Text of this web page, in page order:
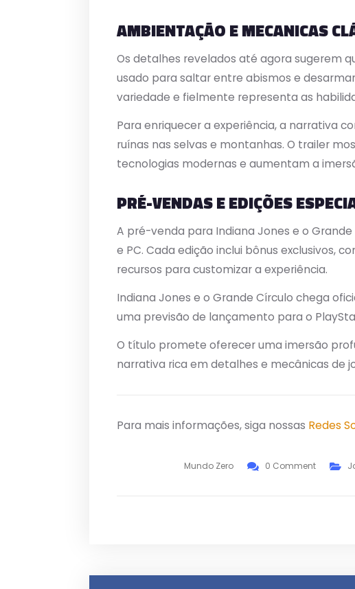
AMBIENTAÇÃO E MECANICAS
Os detalhes revelados até agora sugerem
usado para saltar entre abismos e
variedade e fielmente representa as
Para enriquecer a experiência, a narrativa
ruínas nas selvas e montanhas. O trailer
tecnologias modernas e aumentam a
PRÉ-VENDAS E EDIÇÕES
A pré-venda para Indiana Jones e o
e PC. Cada edição inclui bônus exclusivos,
recursos para customizar a experiência.
Indiana Jones e o Grande Círculo chega
uma previsão de lançamento para o
O título promete oferecer uma imersão
narrativa rica em detalhes e mecânicas de
Para mais informações, siga nossas Redes
Mundo Zero 0 Comment